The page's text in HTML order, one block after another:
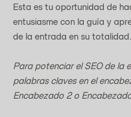
Esta es tu oportunidad de
entusiasme con la guía y
de la entrada en su totalidad.
Para potenciar el SEO de la
palabras claves en el
Encabezado 2 o